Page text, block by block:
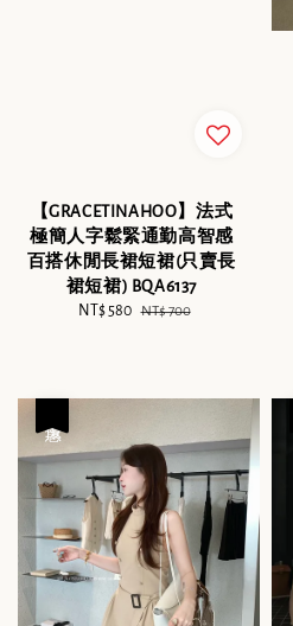
【GRACETINAHOO】法式
極簡人字鬆緊通勤高智感
百搭休閒長裙短裙(只賣長
裙短裙) BQA6137
Sale
NT$ 580 Regular
NT$ 700